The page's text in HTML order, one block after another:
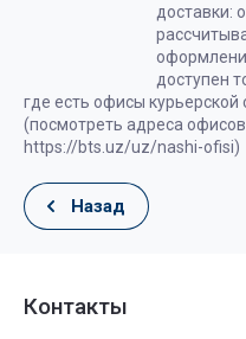
доставки:
доступен
где есть офисы
(посмотреть адреса
https://bts.uz/uz/nashi-ofisi)
Назад
Контакты